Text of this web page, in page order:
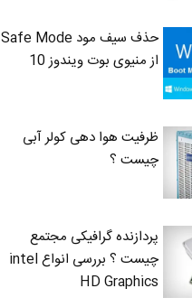
حذف سیف مود Safe Mode
از منیوی بوت ویندوز 10
ظرفیت هوا دهی کولر آبی
چیست ؟
پردازنده گرافیکی مجتمع
چیست ؟ بررسی انواع intel
HD Graphics